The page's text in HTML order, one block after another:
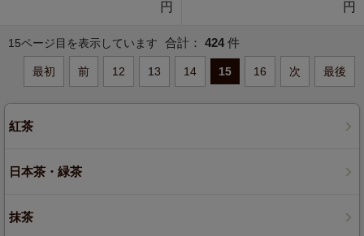
円 円
15ページ目を表示しています 合計： 424件
最初 前 12 13 14 15 16 次 最後
紅茶
日本茶・緑茶
抹茶